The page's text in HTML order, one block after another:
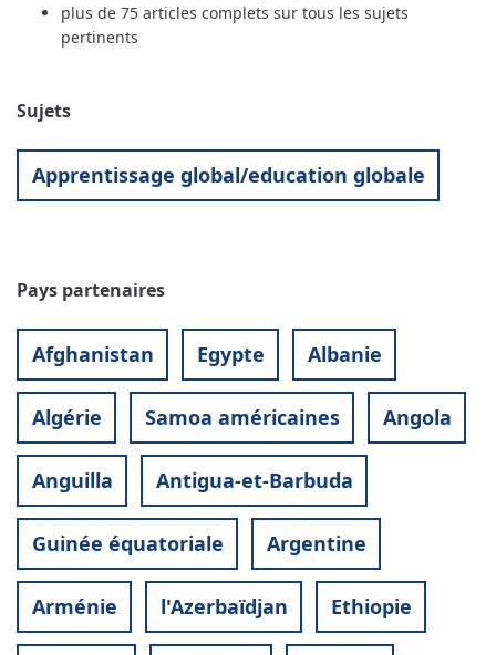
plus de 75 articles complets sur tous les sujets
pertinents
Sujets
Apprentissage global/education globale
Pays partenaires
Afghanistan Egypte Albanie
Algérie Samoa américaines Angola
Anguilla Antigua-et-Barbuda
Guinée équatoriale Argentine
Arménie l'Azerbaïdjan Ethiopie